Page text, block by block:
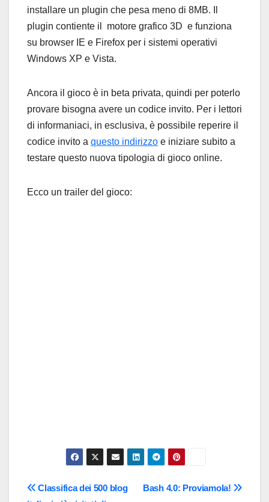
installare un plugin che pesa meno di 8MB. Il
plugin contiente il motore grafico 3D e funziona
su browser IE e Firefox per i sistemi operativi
Windows XP e Vista.
Ancora il gioco è in beta privata, quindi per poterlo
provare bisogna avere un codice invito. Per i lettori
di informaniaci, in esclusiva, è possibile reperire il
codice invito a questo indirizzo e iniziare subito a
testare questo nuova tipologia di gioco online.
Ecco un trailer del gioco:
Navigazione
Bash 4.0: Proviamola!
Classifica dei 500 blog